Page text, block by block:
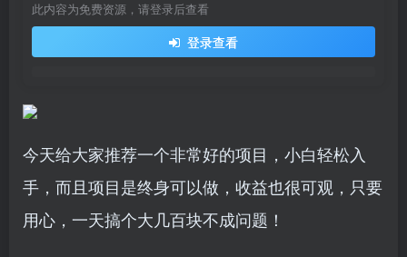
此内容为免费资源，请登录后查看
登录查看
今天给大家推荐一个非常好的项目，小白轻松入
手，而且项目是终身可以做，收益也很可观，只要
用心，一天搞个大几百块不成问题！